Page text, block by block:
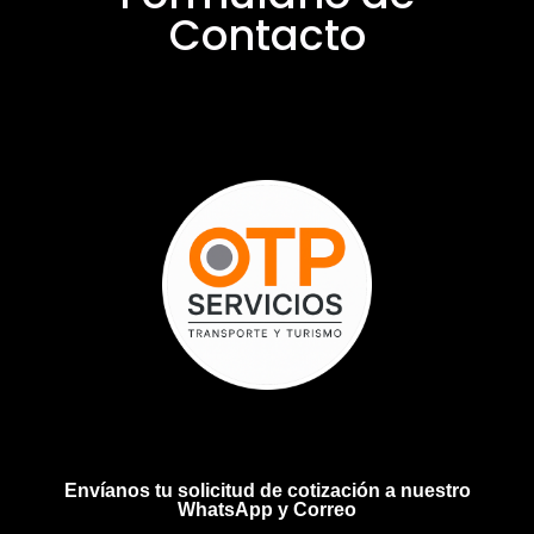
Contacto
Envíanos tu solicitud de cotización a nuestro
WhatsApp y Correo